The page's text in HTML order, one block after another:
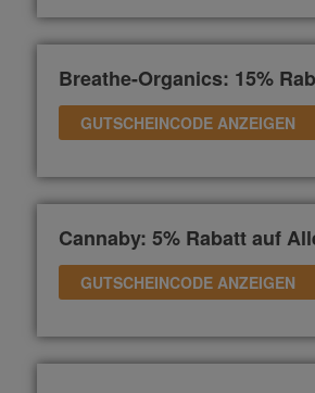
Breathe-Organics: 15%
GUTSCHEINCODE ANZEIGEN
Cannaby: 5% Rabatt auf
GUTSCHEINCODE ANZEIGEN